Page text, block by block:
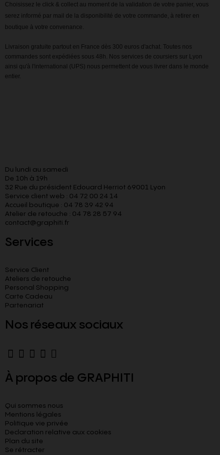
Choisissez le click & collect au moment de la validation de votre panier, vous
serez informé par mail de la disponibilité de votre commande, à retirer en
boutique à votre convenance.
Livraison gratuite partout en France dès 300 euros d'achat. Toutes nos
commandes sont expédiées sous 48h. Nos services de coursiers sur Lyon
ainsi qu'à l'international (UPS) nous permettent de vous livrer dans le monde
entier.
Du lundi au samedi
De 10h à 19h
32 Rue du président Edouard Herriot 69001 Lyon
Service client web : 04 72 00 24 14
Accueil boutique : 04 78 39 42 94
Atelier de retouche : 04 78 28 57 94
contact@graphiti.fr
Services
Service Client
Ateliers de retouche
Personal Shopping
Carte Cadeau
Partenariat
Nos réseaux sociaux
À propos de GRAPHITI
Qui sommes nous
Mentions légales
Politique vie privée
Declaration relative aux cookies​
Plan du site
Se rétracter